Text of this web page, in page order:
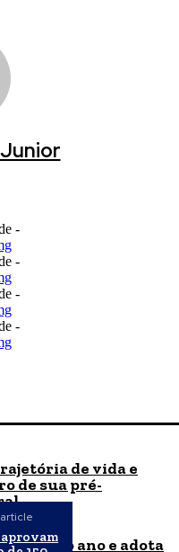
-
-
-
-
de vida e
de sua pré-
14% ao ano e adota